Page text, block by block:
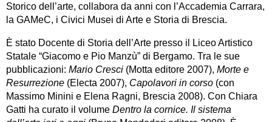
Storico dell’arte, collabora da anni con l’Accademia Carrara,
la GAMeC, i Civici Musei di Arte e Storia di Brescia.
È stato Docente di Storia dell’Arte presso il Liceo Artistico
Statale “Giacomo e Pio Manzù” di Bergamo. Tra le sue
pubblicazioni: Mario Cresci (Motta editore 2007), Morte e
Resurrezione (Electa 2007), Capolavori in corso (con
Massimo Minini e Elena Ragni, Brescia 2008). Con Chiara
Gatti ha curato il volume Dentro la cornice. Il sistema